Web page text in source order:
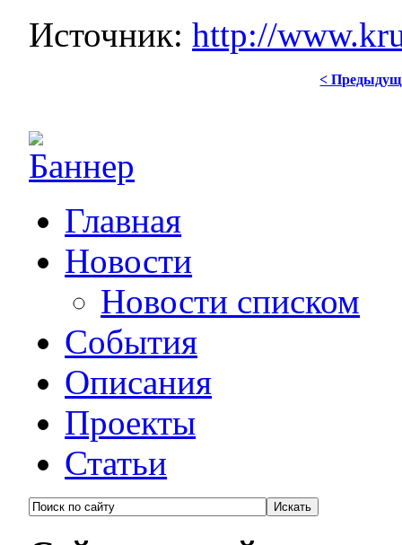
Источник:http://
<
Главная
Новости
Новости списком
События
Описания
Проекты
Статьи